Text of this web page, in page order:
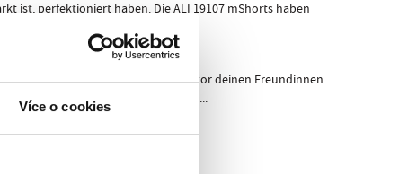
Více o cookies
ist, perfektioniert haben. Die ALI 19107 mShorts haben
Freunden oder noch schlimmer, vor deinen Freundinnen
und deine Erholung sehr wichtig ist...